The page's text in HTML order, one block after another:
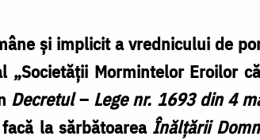
și implicit a vrednicului de
„Societății Mormintelor Eroilor
Decretul–Lege nr. 1693 din 4
la sărbătoarea Înălțării